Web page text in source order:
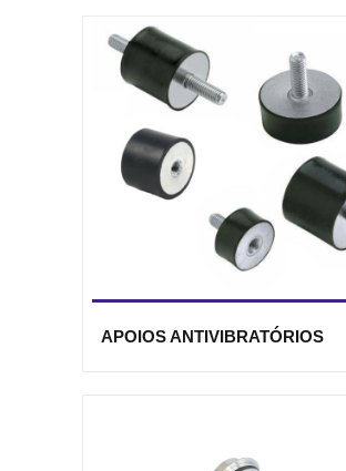
APOIOS ANTIVIBRATÓRIOS